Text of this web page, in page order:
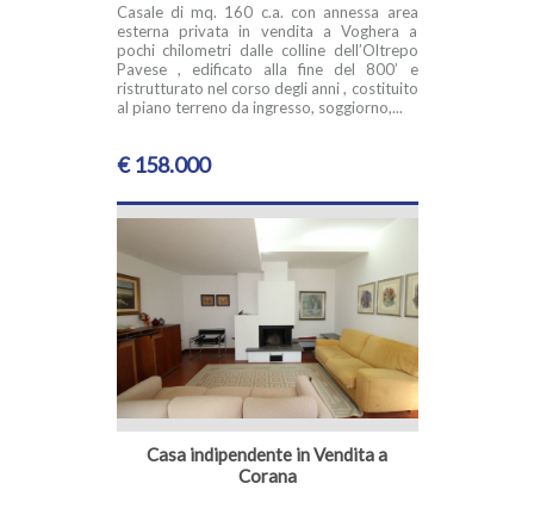
Casale di mq. 160 c.a. con annessa area
esterna privata in vendita a Voghera a
pochi chilometri dalle colline dell’Oltrepo
Pavese , edificato alla fine del 800’ e
ristrutturato nel corso degli anni , costituito
al piano terreno da ingresso, soggiorno,...
€ 158.000
Casa indipendente in Vendita a
Corana